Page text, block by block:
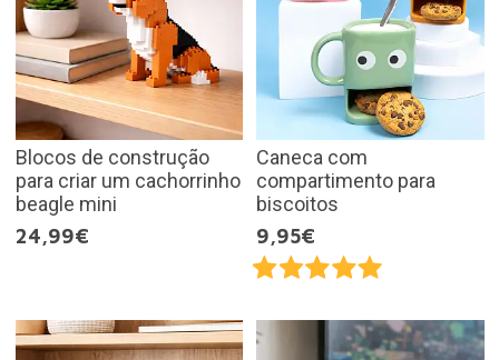
Blocos de construção
para criar um cachorrinho
beagle mini
24,99€
Caneca com
compartimento para
biscoitos
9,95€